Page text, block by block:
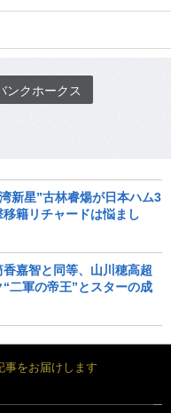
ンクホークス
新星”古林睿煬が日本ハム3
籍リチャードは悩まし
嘉智と同等、山川穂高超
二軍の帝王”とスターの成
事をお届けします